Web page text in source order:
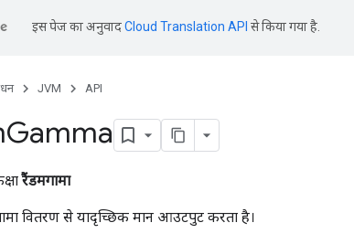
इस पेज का अनुवादCloud Translation API से किया गया है.
JVM API
Gamma
रैंडमगामा
गामा वितरण से यादृच्छिक मान आउटपुट करता है।